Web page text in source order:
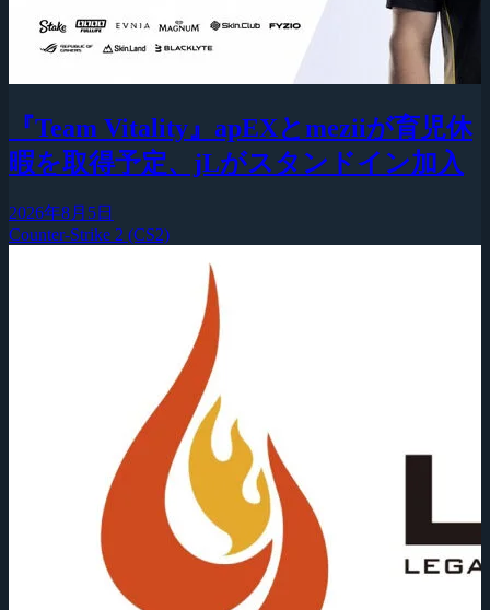
『Team Vitality』apEXとmeziiが育児休
暇を取得予定、jLがスタンドイン加入
2026年8月5日
Counter-Strike 2 (CS2)